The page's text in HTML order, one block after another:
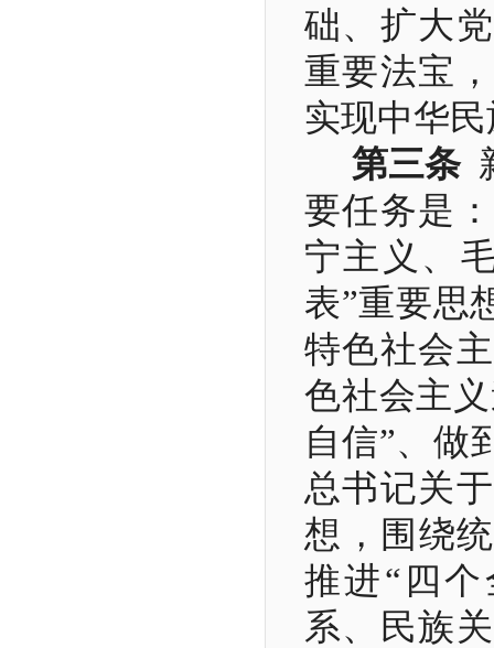
础、扩大
重要法宝
实现中华
第三条
要任务是
宁主义、
表”重要思
特色社会
色社会主
自信”、做
总书记关
想，围绕
推进“四
系、民族